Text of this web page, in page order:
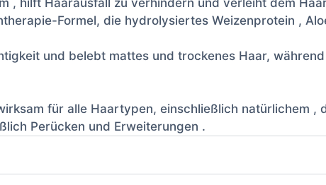
, hilft Haarausfall zu verhindern und verleiht dem
Formel, die hydrolysiertes Weizenprotein ,
und belebt mattes und trockenes Haar,
für alle Haartypen, einschließlich natürlichem ,
Perücken und Erweiterungen .